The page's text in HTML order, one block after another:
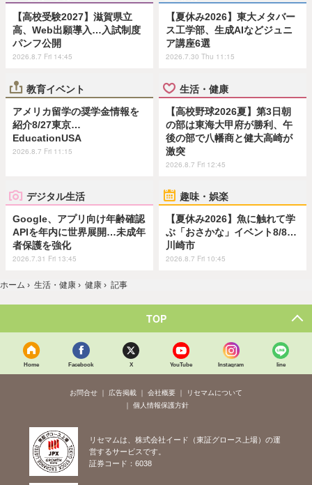
【高校受験2027】滋賀県立
高、Web出願導入…入試制度
パンフ公開
2026.8.7 Fri 14:45
【夏休み2026】東大メタバー
ス工学部、生成AIなどジュニ
ア講座6選
2026.7.30 Thu 11:15
教育イベント
アメリカ留学の奨学金情報を
紹介8/27東京…
EducationUSA
2026.8.7 Fri 11:15
生活・健康
【高校野球2026夏】第3日朝
の部は東海大甲府が勝利、午
後の部で八幡商と健大高崎が
激突
2026.8.7 Fri 12:45
デジタル生活
Google、アプリ向け年齢確認
APIを年内に世界展開…未成年
者保護を強化
2026.7.31 Fri 13:45
趣味・娯楽
【夏休み2026】魚に触れて学
ぶ「おさかな」イベント8/8…
川崎市
2026.8.7 Fri 10:45
ホーム › 生活・健康 › 健康 › 記事
TOP
Home Facebook X YouTube Instagram line
お問合せ 広告掲載 会社概要
リセマムについて
個人情報保護方針
リセマムは、株式会社イード（東証グロース上場）の運
営するサービスです。
証券コード：6038